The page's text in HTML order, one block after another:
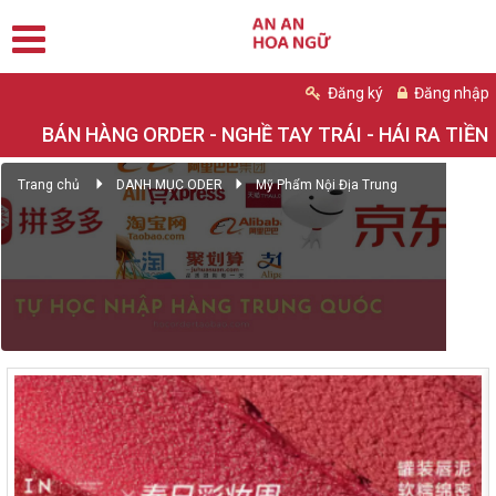
Đăng ký Đăng nhập
BÁN HÀNG ORDER - NGHỀ TAY TRÁI - HÁI RA TIỀN
Trang chủ DANH MỤC ODER Mỹ Phẩm Nội Địa Trung